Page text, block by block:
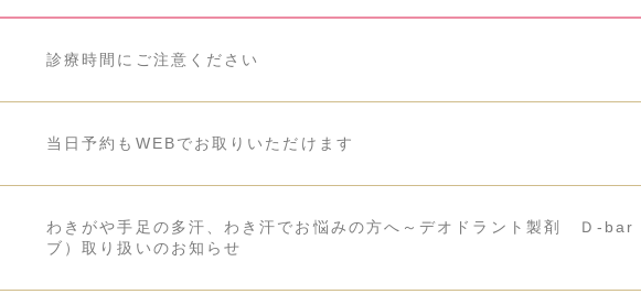
診療時間にご注意ください
当日予約もWEBでお取りいただけます
わきがや手足の多汗、わき汗でお悩みの方へ～デオドラント製剤 Ｄ-
ブ）取り扱いのお知らせ